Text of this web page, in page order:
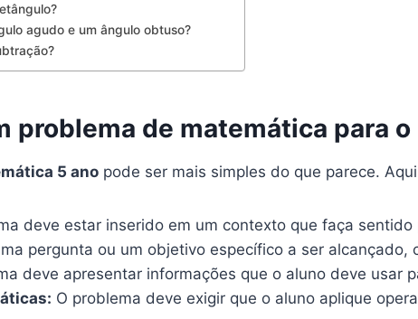
agudo e um ângulo obtuso?
problema de matemática para o
5 ano pode ser mais simples do que parece.
deve estar inserido em um contexto que faça
pergunta ou um objetivo específico a ser alcançado,
deve apresentar informações que o aluno deve usar
O problema deve exigir que o aluno aplique